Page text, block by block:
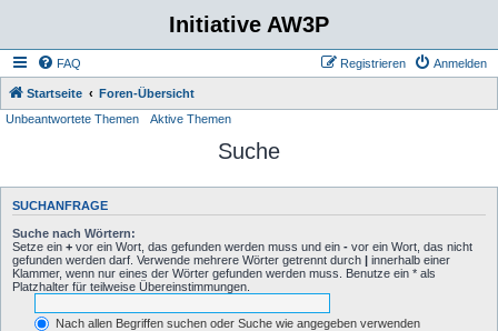
Initiative AW3P
FAQ Anmelden
Registrieren
Startseite
Foren-Übersicht
Unbeantwortete Themen
Aktive Themen
Suche
SUCHANFRAGE
Suche nach Wörtern:
Setze ein + vor ein Wort, das gefunden werden muss und ein - vor ein Wort, das nicht
gefunden werden darf. Verwende mehrere Wörter getrennt durch | innerhalb einer
Klammer, wenn nur eines der Wörter gefunden werden muss. Benutze ein * als
Platzhalter für teilweise Übereinstimmungen.
Nach allen Begriffen suchen oder Suche wie angegeben verwenden